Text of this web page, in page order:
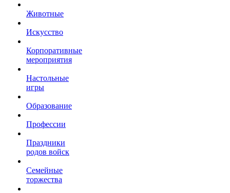
Животные
Искусство
Корпоративные
мероприятия
Настольные
игры
Образование
Профессии
Праздники
родов войск
Семейные
торжества